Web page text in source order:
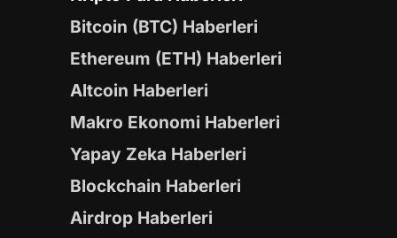
Bitcoin (BTC) Haberleri
Ethereum (ETH) Haberleri
Altcoin Haberleri
Makro Ekonomi Haberleri
Yapay Zeka Haberleri
Blockchain Haberleri
Airdrop Haberleri